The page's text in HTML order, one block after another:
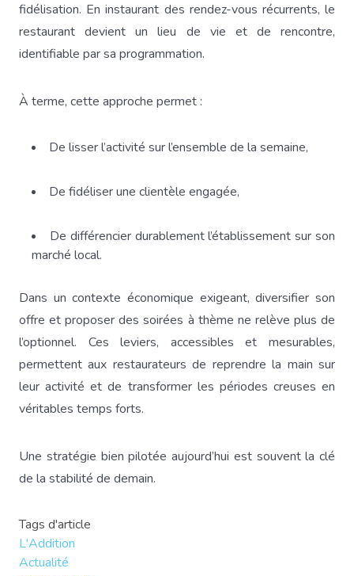
fidélisation. En instaurant des rendez-vous récurrents, le
restaurant devient un lieu de vie et de rencontre,
identifiable par sa programmation.
À terme, cette approche permet :
De lisser l’activité sur l’ensemble de la semaine,
De fidéliser une clientèle engagée,
De différencier durablement l’établissement sur son
marché local.
Dans un contexte économique exigeant, diversifier son
offre et proposer des soirées à thème ne relève plus de
l’optionnel. Ces leviers, accessibles et mesurables,
permettent aux restaurateurs de reprendre la main sur
leur activité et de transformer les périodes creuses en
véritables temps forts.
Une stratégie bien pilotée aujourd’hui est souvent la clé
de la stabilité de demain.
Tags d'article
L'Addition
Actualité